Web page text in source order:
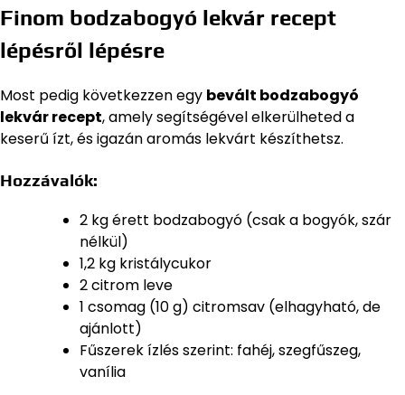
Finom bodzabogyó lekvár recept
lépésről lépésre
Most pedig következzen egy bevált bodzabogyó
lekvár recept, amely segítségével elkerülheted a
keserű ízt, és igazán aromás lekvárt készíthetsz.
Hozzávalók:
2 kg érett bodzabogyó (csak a bogyók, szár
nélkül)
1,2 kg kristálycukor
2 citrom leve
1 csomag (10 g) citromsav (elhagyható, de
ajánlott)
Fűszerek ízlés szerint: fahéj, szegfűszeg,
vanília